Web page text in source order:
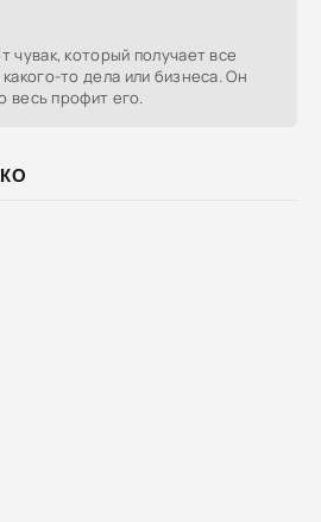
чувак, который получает все
то дела или бизнеса. Он
весь профит его.